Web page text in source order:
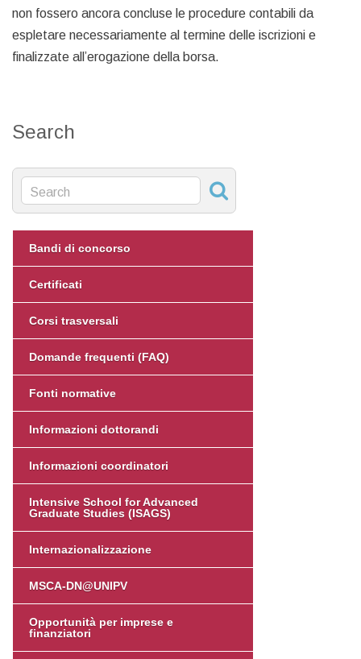
non fossero ancora concluse le procedure contabili da
espletare necessariamente al termine delle iscrizioni e
finalizzate all’erogazione della borsa.
Search
Bandi di concorso
Certificati
Corsi trasversali
Domande frequenti (FAQ)
Fonti normative
Informazioni dottorandi
Informazioni coordinatori
Intensive School for Advanced
Graduate Studies (ISAGS)
Internazionalizzazione
MSCA-DN@UNIPV
Opportunità per imprese e
finanziatori